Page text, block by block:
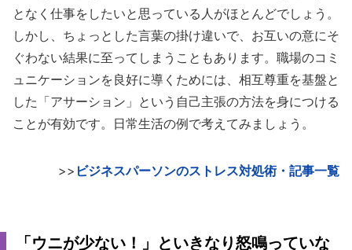
となく仕事をしたいと思っている人がほとんどでしょう。
しかし、ちょっとした言葉の掛け違いで、お互いの意にそ
ぐわない結果に至ってしまうこともあります。職場のコミ
ュニケーションを良好に導くためには、相互尊重を基盤と
した「アサーション」という自己主張の方法を身につける
ことが有効です。日常生活の例で考えてみましょう。
>> ビジネスパーソンのストレス対処術・記事一覧
「ウニが少ない！」といきなり怒鳴っていな